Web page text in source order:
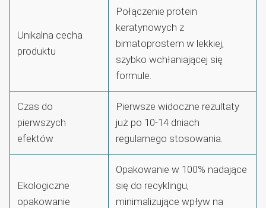
Unikalna cecha
produktu
Połączenie protein
keratynowych z
bimatoprostem w lekkiej,
szybko wchłaniającej się
formule.
Czas do
pierwszych
efektów
Pierwsze widoczne rezultaty
już po 10-14 dniach
regularnego stosowania.
Ekologiczne
opakowanie
Opakowanie w 100% nadające
się do recyklingu,
minimalizujące wpływ na